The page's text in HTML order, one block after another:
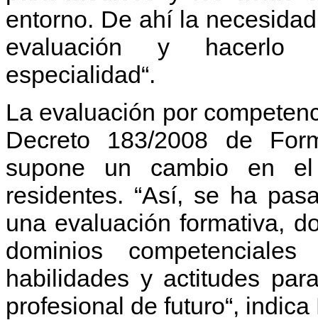
entorno. De ahí la
evaluación y hacerlo
especialidad“.
La evaluación por
Decreto 183/2008 de
supone un cambio en
residentes. “Así, se ha
una evaluación formativa,
dominios
habilidades y actitudes
profesional de futuro“, indica